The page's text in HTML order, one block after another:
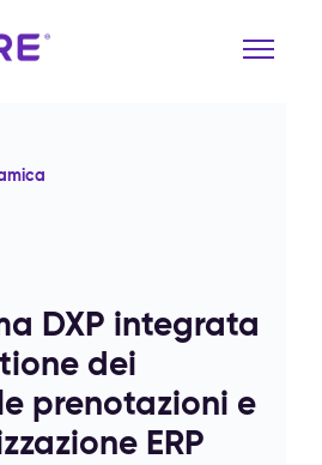
DXP integrata
dei
prenotazioni e
ERP